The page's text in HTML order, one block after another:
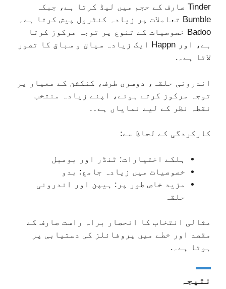
Tinder صارف کے حجم میں لیڈ کرتا ہے، جبکہ
Bumble تعاملات پر زیادہ کنٹرول پیش کرتا ہے۔
Badoo خصوصیات کے تنوع پر توجہ مرکوز کرتا
ہے، اور Happn ایک زیادہ سیاق و سباق کا تصور
لاتا ہے۔.
اندرونی حلقہ، دوسری طرف، کنکشن کے معیار پر
توجہ مرکوز کرتے ہوئے، اپنے زیادہ منتخب
نقطہ نظر کے لیے نمایاں ہے۔.
کارکردگی کے لحاظ سے:
ہلکے اختیارات: ٹنڈر اور بومبل
خصوصیات میں زیادہ جامع: بدو
مزید خاص طور پر: ہیپن اور اندرونی
حلقہ
مثالی انتخاب کا انحصار براہ راست صارف کے
مقصد اور خطے میں پروفائلز کی دستیابی پر
ہوتا ہے۔.
نتیجہ